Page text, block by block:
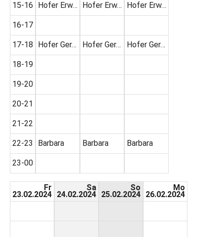
15-16
16-17
17-18
18-19
19-20
20-21
21-22
22-23
23-00
Hofer Erw…
Hofer Ger…
Barbara
Hofer Erw…
Hofer Ger…
Barbara
Hofer Erw…
Hofer Ger…
Barbara
Fr
23.02.2024
Sa
24.02.2024
So
25.02.2024
Mo
26.02.2024